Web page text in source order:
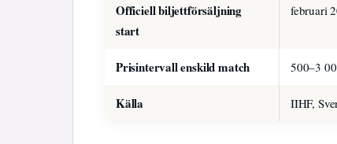
Officiell biljettförsäljning
start
februari
Prisintervall enskild match 500–3
Källa IIHF,